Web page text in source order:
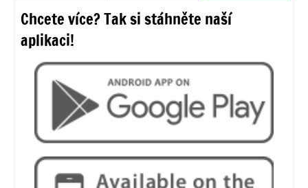
Chcete více? Tak si stáhněte naší
aplikaci!